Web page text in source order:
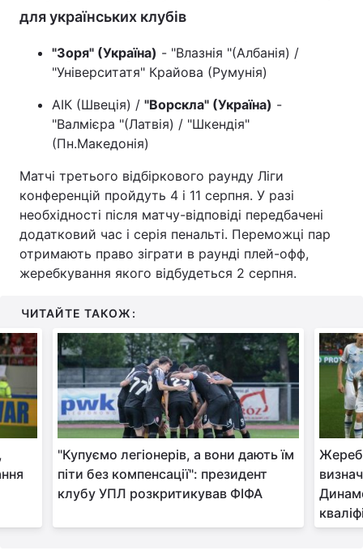
Тема оформлення
для українських клубів
"Зоря" (Україна) - "Влазнія "(Албанія) /
"Університатя" Крайова (Румунія)
АІК (Швеція) / "Ворскла" (Україна) -
"Валмієра "(Латвія) / "Шкендія"
(Пн.Македонія)
Матчі третього відбіркового раунду Ліги
конференцій пройдуть 4 і 11 серпня. У разі
необхідності після матчу-відповіді передбачені
додатковий час і серія пенальті. Переможці пар
отримають право зіграти в раунді плей-офф,
жеребкування якого відбудеться 2 серпня.
ЧИТАЙТЕ ТАКОЖ:
"Купуємо легіонерів, а вони дають їм
піти без компенсації": президент
клубу УПЛ розкритикував ФІФА